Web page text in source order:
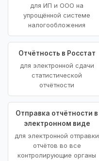
для ИП и ООО на
упрощённой системе
налогообложения
Отчётность в Росстат
для электронной сдачи
статистической
отчётности
Отправка отчётности в
электронном виде
для электронной отправки
отчётов во все
контролирующие органы